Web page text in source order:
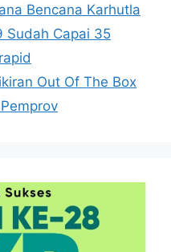
Bencana Karhutla
Sudah Capai 35
Out Of The Box